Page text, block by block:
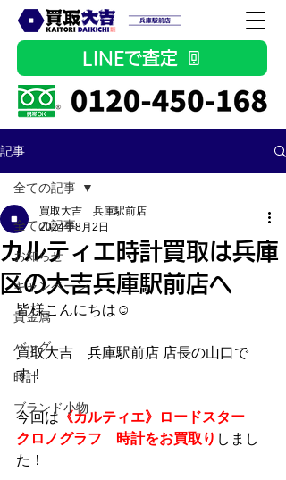
LINEで査定
記事
全ての記事
お知らせ
キャンペーン
貴金属
バッグ
時計
ブランド小物
全ての記事
カルティエ時計買取は兵庫
区の大吉兵庫駅前店へ
買取大吉 兵庫駅前店
2024年8月2日
皆様こんにちは☺
買取大吉　兵庫駅前店 店長の山口で
す！
今回は 《カルティエ》ロードスター
クロノグラフ　時計をお買取り しまし
た！